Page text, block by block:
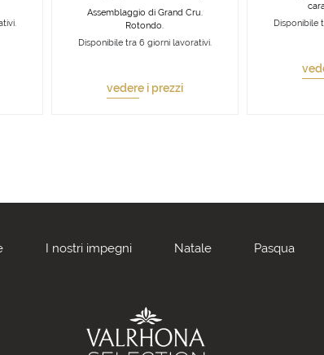
Assemblaggio di Grand Cru.
Rotondo.
Disponibile tra 6 giorni lavorativi.
vedere i prezzi
Disponibile
I nostri impegni Natale Pasqua